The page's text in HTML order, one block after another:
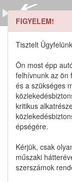
Kosár
Alkatrészek
FIGYELEM!
Tisztelt
Ön most épp
felhívnunk az ön
és a szükséges
kritikus
épségére.
Kérjük, csak
műszaki
szerszámok
0950212050
0 1
Részletes